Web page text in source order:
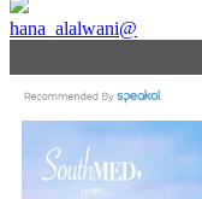
hana_alalwani@